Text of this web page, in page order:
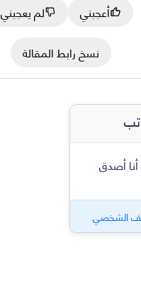
أعجبني
لم يعجبني
نسخ رابط المقالة
أصدق
الشخصي